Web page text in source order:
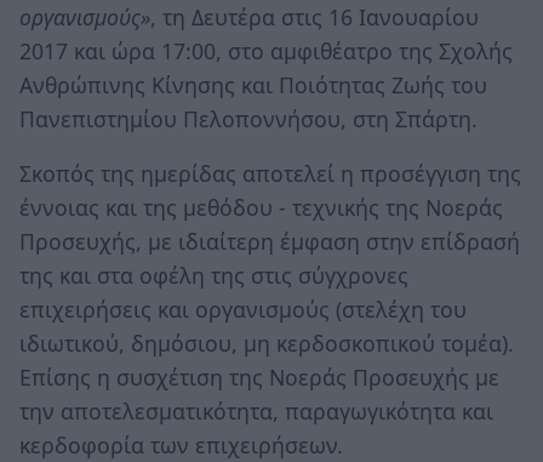
οργανισμούς», τη Δευτέρα στις 16 Ιανουαρίου
2017 και ώρα 17:00, στο αμφιθέατρο της Σχολής
Ανθρώπινης Κίνησης και Ποιότητας Ζωής του
Πανεπιστημίου Πελοποννήσου, στη Σπάρτη.
Σκοπός της ημερίδας αποτελεί η προσέγγιση της
έννοιας και της μεθόδου - τεχνικής της Νοεράς
Προσευχής, με ιδιαίτερη έμφαση στην επίδρασή
της και στα οφέλη της στις σύγχρονες
επιχειρήσεις και οργανισμούς (στελέχη του
ιδιωτικού, δημόσιου, μη κερδοσκοπικού τομέα).
Επίσης η συσχέτιση της Νοεράς Προσευχής με
την αποτελεσματικότητα, παραγωγικότητα και
κερδοφορία των επιχειρήσεων.